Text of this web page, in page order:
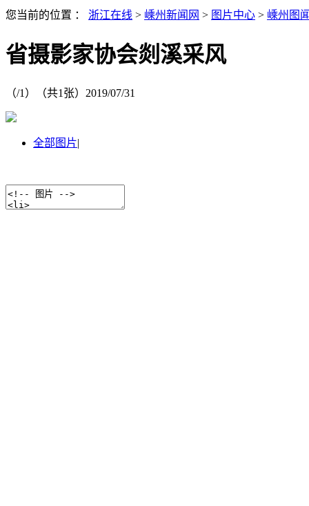
您当前的位置 ： 浙江在线 > 嵊州新闻网 > 图片中心 > 嵊州图
省摄影家协会剡溪采风
（/1） （共1 张） 2019/07/31
全部图片|